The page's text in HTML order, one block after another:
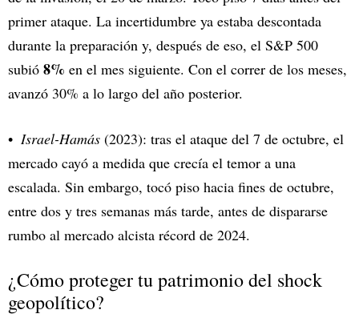
primer ataque. La incertidumbre ya estaba descontada
durante la preparación y, después de eso, el S&P 500
subió 8% en el mes siguiente. Con el correr de los meses,
avanzó 30% a lo largo del año posterior.
Israel-Hamás (2023): tras el ataque del 7 de octubre, el
mercado cayó a medida que crecía el temor a una
escalada. Sin embargo, tocó piso hacia fines de octubre,
entre dos y tres semanas más tarde, antes de dispararse
rumbo al mercado alcista récord de 2024.
¿Cómo proteger tu patrimonio del shock
geopolítico?